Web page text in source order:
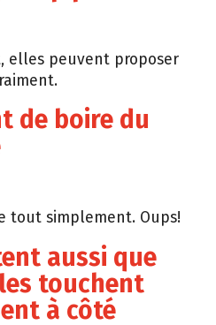
elles peuvent proposer
de boire du
tout simplement. Oups!
aussi que
touchent
à côté